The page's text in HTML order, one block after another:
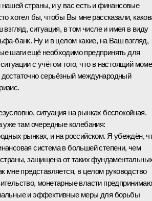
страны, и у вас есть и финансовые
хотел бы, чтобы Вы мне рассказали,
ситуация, в том числе и имея в виду
банк. Ну и в целом какие, на Ваш взгляд,
шаги ещё необходимо предпринять для
с учётом того, что в настоящий
серьёзный международный
ситуация на рынках беспокойная.
уже там очередные колебания:
рынках, и на российском. Я убеждён,
система в большей степени, чем
страны, защищена от таких
мне представляется, в целом руководство
монетарные власти
и эффективные меры для борьбы